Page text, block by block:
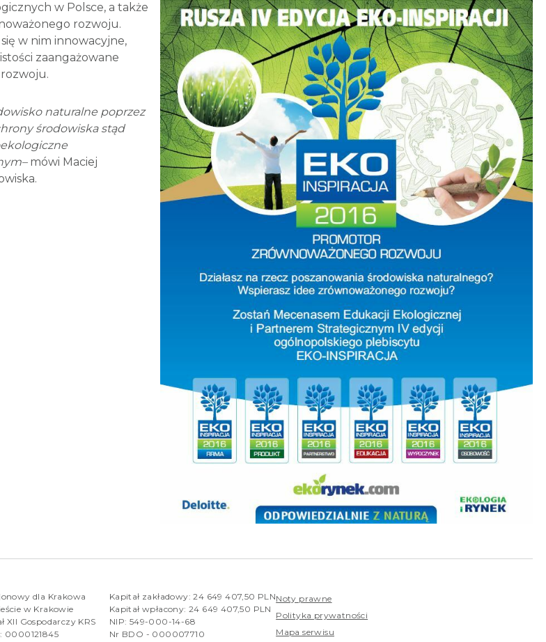
w Polsce, a także
rozwoju.
w nim innowacyjne,
zaangażowane
naturalne poprzez
środowiska stąd
mówi Maciej
dla Krakowa
w Krakowie
XII Gospodarczy KRS
0000121845
Kapitał zakładowy: 24 649 407,50 PLN
Kapitał wpłacony: 24 649 407,50 PLN
NIP: 549-000-14-68
Nr BDO - 000007710
Noty prawne
Polityka prywatności
Mapa serwisu